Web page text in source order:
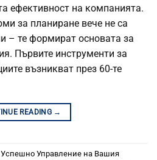
ефективност на компанията.
за планиране вече не са
– те формират основата за
Първите инструменти за
възникват през 60-те
READING →
Успешно Управление на Вашия